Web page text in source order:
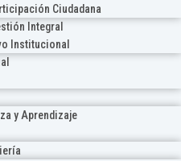
Ciudadana
Integral
Institucional
y Aprendizaje